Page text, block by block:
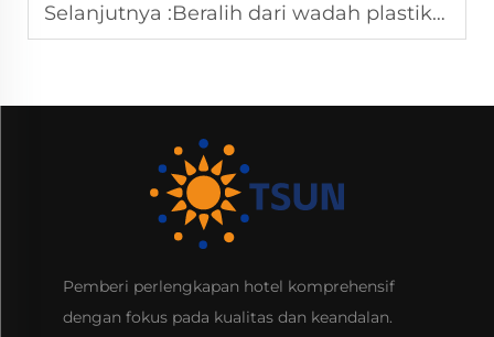
Selanjutnya :Beralih dari wadah plastik ke wadah kertas: Panduan bagi restoran
Pemberi perlengkapan hotel komprehensif
dengan fokus pada kualitas dan keandalan.